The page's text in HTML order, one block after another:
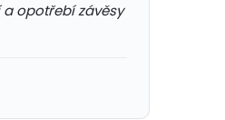
opotřebí závěsy